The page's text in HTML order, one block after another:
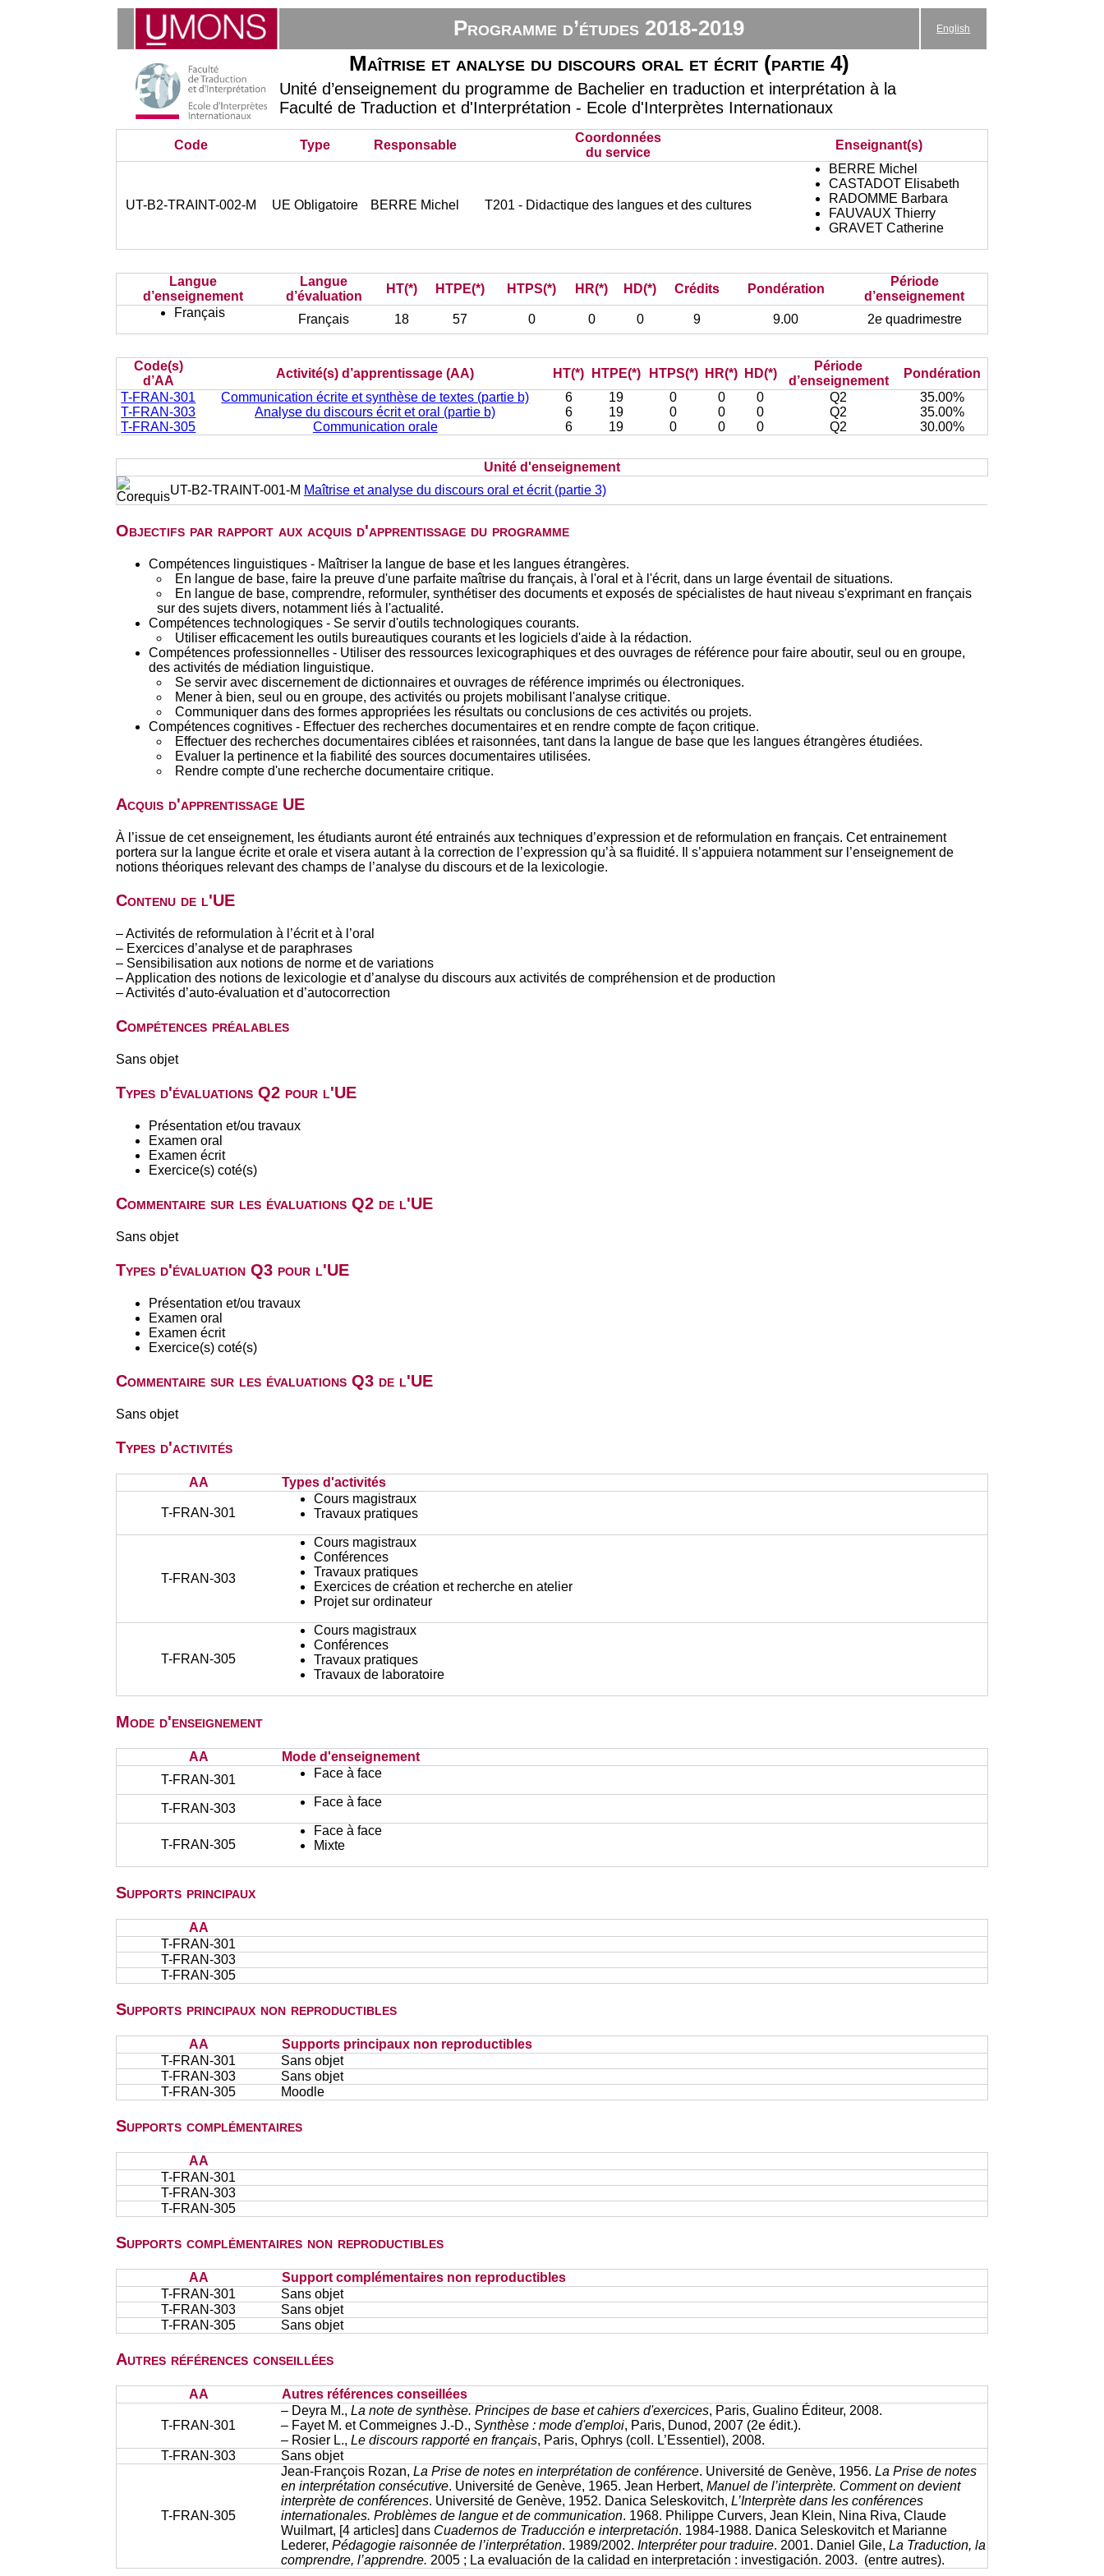
Programme d’études 2018-2019 English
Maîtrise et analyse du discours oral et écrit (partie 4)
Unité d’enseignement du programme de Bachelier en traduction et interprétation à la
Faculté de Traduction et d'Interprétation - Ecole d'Interprètes Internationaux
Code Type Responsable
Coordonnées
du service
Enseignant(s)
UT-B2-TRAINT-002-M UE Obligatoire BERRE Michel T201 - Didactique des langues et des cultures
BERRE Michel
CASTADOT Elisabeth
RADOMME Barbara
FAUVAUX Thierry
GRAVET Catherine
Langue
d’enseignement
Langue
d’évaluation
HT(*) HTPE(*) HTPS(*) HR(*) HD(*) Crédits Pondération
Période
d’enseignement
Français
Français 18 57 0 0 0 9 9.00 2e quadrimestre
Code(s)
d’AA
Activité(s) d’apprentissage (AA) HT(*) HTPE(*) HTPS(*) HR(*) HD(*)
Période
d’enseignement
Pondération
T-FRAN-301
Communication écrite et synthèse de textes (partie b) 6 19 0 0 0 Q2
35.00%
T-FRAN-303
Analyse du discours écrit et oral (partie b) 6 19 0 0 0 Q2
35.00%
T-FRAN-305
Communication orale 6 19 0 0 0 Q2 30.00%
Unité d'enseignement
UT-B2-TRAINT-001-M Maîtrise et analyse du discours oral et écrit (partie 3)
Objectifs par rapport aux acquis d'apprentissage du programme
Compétences linguistiques - Maîtriser la langue de base et les langues étrangères.
En langue de base, faire la preuve d'une parfaite maîtrise du français, à l'oral et à l'écrit, dans un large éventail de situations.
En langue de base, comprendre, reformuler, synthétiser des documents et exposés de spécialistes de haut niveau s'exprimant en français
sur des sujets divers, notamment liés à l'actualité.
Compétences technologiques - Se servir d'outils technologiques courants.
Utiliser efficacement les outils bureautiques courants et les logiciels d'aide à la rédaction.
Compétences professionnelles - Utiliser des ressources lexicographiques et des ouvrages de référence pour faire aboutir, seul ou en groupe,
des activités de médiation linguistique.
Se servir avec discernement de dictionnaires et ouvrages de référence imprimés ou électroniques.
Mener à bien, seul ou en groupe, des activités ou projets mobilisant l'analyse critique.
Communiquer dans des formes appropriées les résultats ou conclusions de ces activités ou projets.
Compétences cognitives - Effectuer des recherches documentaires et en rendre compte de façon critique.
Effectuer des recherches documentaires ciblées et raisonnées, tant dans la langue de base que les langues étrangères étudiées.
Evaluer la pertinence et la fiabilité des sources documentaires utilisées.
Rendre compte d'une recherche documentaire critique.
Acquis d'apprentissage UE
À l’issue de cet enseignement, les étudiants auront été entrainés aux techniques d’expression et de reformulation en français. Cet entrainement
portera sur la langue écrite et orale et visera autant à la correction de l’expression qu’à sa fluidité. Il s’appuiera notamment sur l’enseignement de
notions théoriques relevant des champs de l’analyse du discours et de la lexicologie.
Contenu de l'UE
– Activités de reformulation à l’écrit et à l’oral
– Exercices d’analyse et de paraphrases
– Sensibilisation aux notions de norme et de variations
– Application des notions de lexicologie et d’analyse du discours aux activités de compréhension et de production
– Activités d’auto-évaluation et d’autocorrection
Compétences préalables
Sans objet
Types d'évaluations Q2 pour l'UE
Présentation et/ou travaux
Examen oral
Examen écrit
Exercice(s) coté(s)
Commentaire sur les évaluations Q2 de l'UE
Sans objet
Types d'évaluation Q3 pour l'UE
Présentation et/ou travaux
Examen oral
Examen écrit
Exercice(s) coté(s)
Commentaire sur les évaluations Q3 de l'UE
Sans objet
Types d'activités
AA Types d'activités
T-FRAN-301
Cours magistraux
Travaux pratiques
T-FRAN-303
Cours magistraux
Conférences
Travaux pratiques
Exercices de création et recherche en atelier
Projet sur ordinateur
T-FRAN-305
Cours magistraux
Conférences
Travaux pratiques
Travaux de laboratoire
Mode d'enseignement
AA
Mode d'enseignement
T-FRAN-301
Face à face
T-FRAN-303 Face à face
T-FRAN-305
Face à face
Mixte
Supports principaux
AA
T-FRAN-301
T-FRAN-303
T-FRAN-305
Supports principaux non reproductibles
AA
Supports principaux non reproductibles
T-FRAN-301
Sans objet
T-FRAN-303
Sans objet
T-FRAN-305
Moodle
Supports complémentaires
AA
T-FRAN-301
T-FRAN-303
T-FRAN-305
Supports complémentaires non reproductibles
AA
Support complémentaires non reproductibles
T-FRAN-301
Sans objet
T-FRAN-303
Sans objet
T-FRAN-305
Sans objet
Autres références conseillées
AA Autres références conseillées
T-FRAN-301
– Deyra M., La note de synthèse. Principes de base et cahiers d'exercices, Paris, Gualino Éditeur, 2008.
– Fayet M. et Commeignes J.-D., Synthèse : mode d'emploi, Paris, Dunod, 2007 (2e édit.).
– Rosier L., Le discours rapporté en français, Paris, Ophrys (coll. L’Essentiel), 2008.
T-FRAN-303
Sans objet
T-FRAN-305
Jean-François Rozan, La Prise de notes en interprétation de conférence. Université de Genève, 1956. La Prise de notes
en interprétation consécutive. Université de Genève, 1965. Jean Herbert, Manuel de l’interprète. Comment on devient
interprète de conférences. Université de Genève, 1952. Danica Seleskovitch, L’Interprète dans les conférences
internationales. Problèmes de langue et de communication. 1968. Philippe Curvers, Jean Klein, Nina Riva, Claude
Wuilmart, [4 articles] dans Cuadernos de Traducción e interpretación. 1984-1988. Danica Seleskovitch et Marianne
Lederer, Pédagogie raisonnée de l’interprétation. 1989/2002. Interpréter pour traduire. 2001. Daniel Gile, La Traduction, la
comprendre, l’apprendre. 2005 ; La evaluación de la calidad en interpretación : investigación. 2003. (entre autres).